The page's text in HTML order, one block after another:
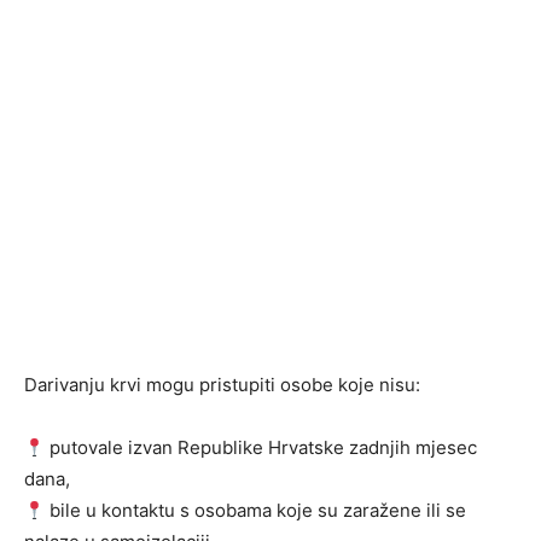
Darivanju krvi mogu pristupiti osobe koje nisu:
putovale izvan Republike Hrvatske zadnjih mjesec
dana,
bile u kontaktu s osobama koje su zaražene ili se